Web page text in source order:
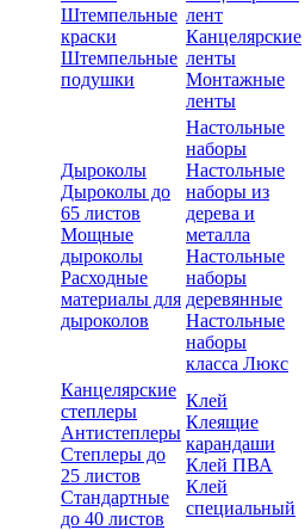
Штемпельные
краски
Штемпельные
подушки
лент
Канцелярские
ленты
Монтажные
ленты
Дыроколы
Дыроколы до
65 листов
Мощные
дыроколы
Расходные
материалы для
дыроколов
Настольные
наборы
Настольные
наборы из
дерева и
металла
Настольные
наборы
деревянные
Настольные
наборы
класса Люкс
Канцелярские
степлеры
Антистеплеры
Степлеры до
25 листов
Стандартные
до 40 листов
Клей
Клеящие
карандаши
Клей ПВА
Клей
специальный